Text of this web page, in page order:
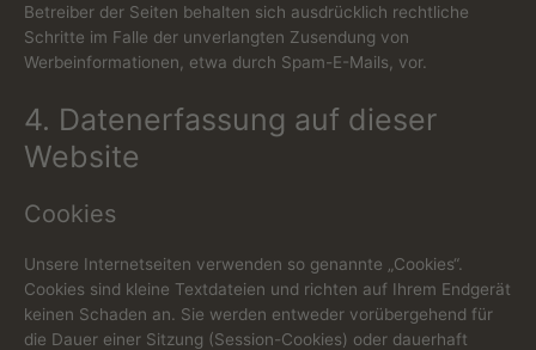
Betreiber der Seiten behalten sich ausdrücklich rechtliche
Schritte im Falle der unverlangten Zusendung von
Werbeinformationen, etwa durch Spam-E-Mails, vor.
4. Datenerfassung auf dieser
Website
Cookies
Unsere Internetseiten verwenden so genannte „Cookies“.
Cookies sind kleine Textdateien und richten auf Ihrem Endgerät
keinen Schaden an. Sie werden entweder vorübergehend für
die Dauer einer Sitzung (Session-Cookies) oder dauerhaft